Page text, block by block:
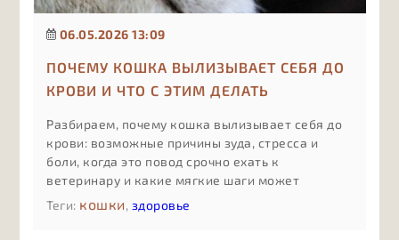
06.05.2026 13:09
ПОЧЕМУ КОШКА ВЫЛИЗЫВАЕТ СЕБЯ ДО
КРОВИ И ЧТО С ЭТИМ ДЕЛАТЬ
Разбираем, почему кошка вылизывает себя до
крови: возможные причины зуда, стресса и
боли, когда это повод срочно ехать к
ветеринару и какие мягкие шаги может
предпринять владелец до приёма врача, чтобы
поддержать питомца и не навредить.
Теги: кошки, здоровье